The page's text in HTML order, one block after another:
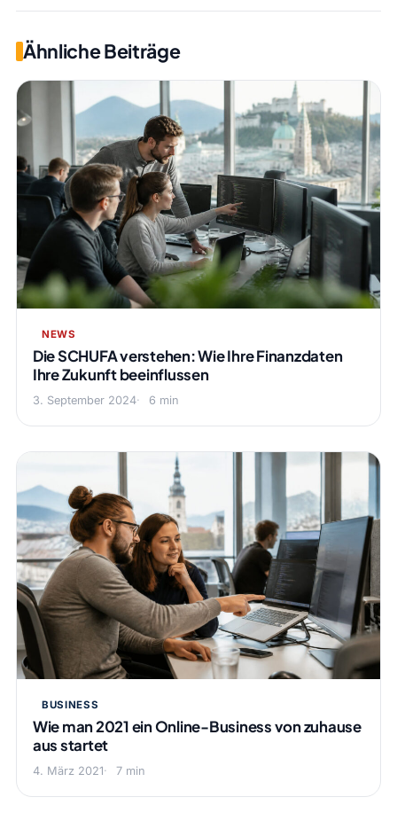
Ähnliche Beiträge
NEWS
Die SCHUFA verstehen: Wie Ihre Finanzdaten
Ihre Zukunft beeinflussen
3. September 2024 6 min
BUSINESS
Wie man 2021 ein Online-Business von zuhause
aus startet
4. März 2021 7 min